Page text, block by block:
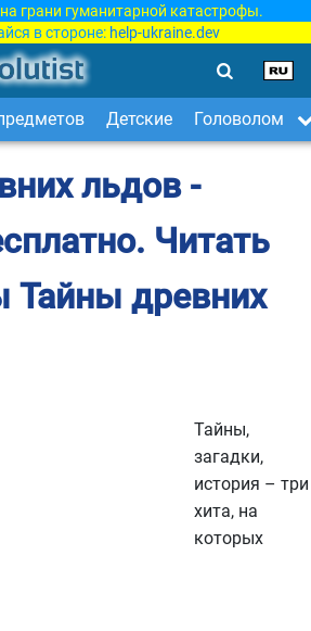
грани гуманитарной катастрофы.
в стороне: help-ukraine.dev
Детские Головоломки
льдов -
Читать
Тайны древних
Тайны,
загадки,
история – три
хита, на
которых